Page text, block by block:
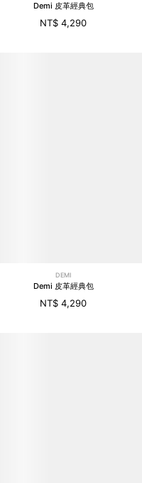
Demi 皮革經典包
NT$ 4,290
DEMI
Demi 皮革經典包
NT$ 4,290